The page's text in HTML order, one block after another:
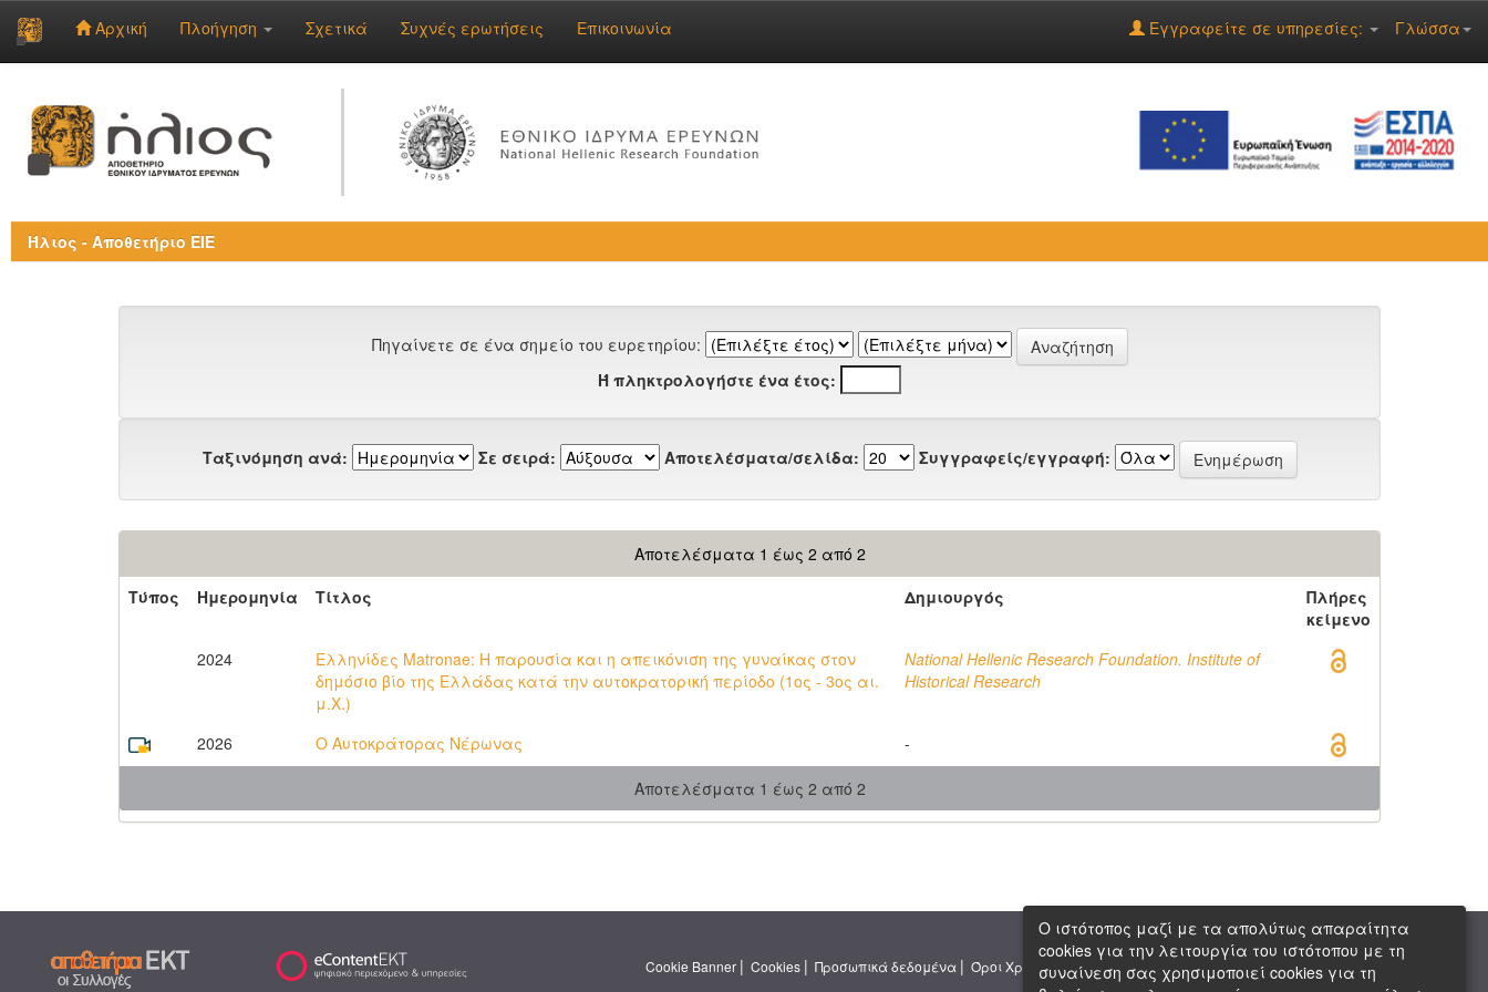
navigation
Αρχική Πλοήγηση Σχετικά Συχνές ερωτήσεις Επικοινωνία Γλώσσα
Εγγραφείτε σε υπηρεσίες:
Ήλιος - Αποθετήριο ΕΙΕ
Πηγαίνετε σε ένα σημείο του ευρετηρίου:
Ή πληκτρολογήστε ένα έτος:
Ταξινόμηση ανά: Σε σειρά: Αποτελέσματα/σελίδα: Συγγραφείς/εγγραφή:
Αποτελέσματα 1 έως 2 από 2
Τύπος
Ημερομηνία Τίτλος Δημιουργός
Πλήρες
κείμενο
2024
Ελληνίδες Matronae: Η παρουσία και η απεικόνιση της γυναίκας στον
δημόσιο βίο της Ελλάδας κατά την αυτοκρατορική περίοδο (1ος - 3ος αι.
μ.Χ.)
National Hellenic Research Foundation. Institute of
Historical Research
2026 Ο Αυτοκράτορας Νέρωνας -
Αποτελέσματα 1 έως 2 από 2
Cookie Banner | Cookies | Προσωπικά δεδομένα | Όροι Χρήσης| Πνευματική Ιδιοκτησία | Copyright © 2026 ΕΙΕ
Ο ιστότοπος μαζί με τα απολύτως απαραίτητα
cookies για την λειτουργία του ιστότοπου με τη
συναίνεση σας χρησιμοποιεί cookies για τη